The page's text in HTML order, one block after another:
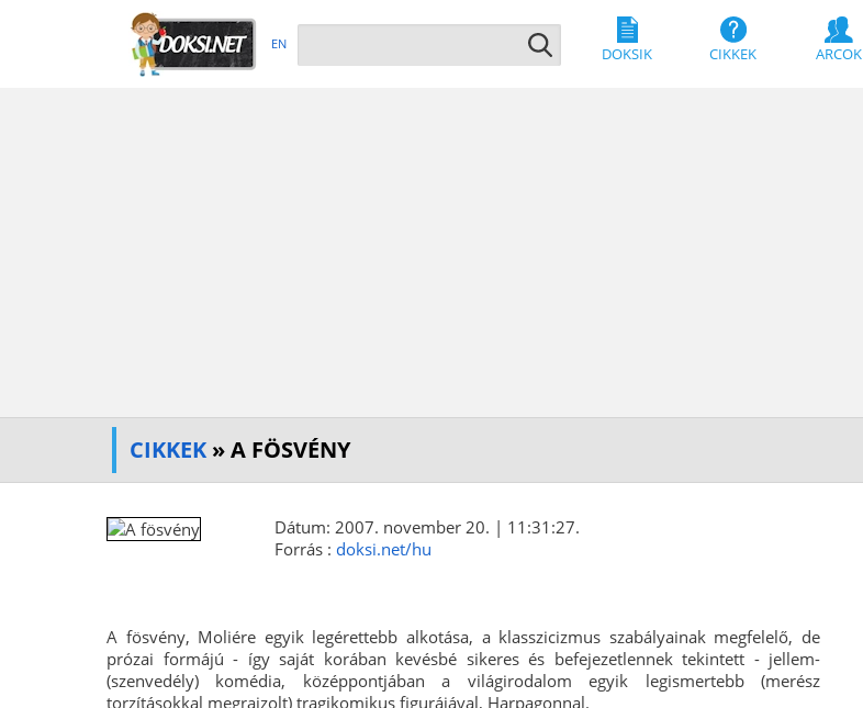
EN
DOKSIK CIKKEK ARCOK
CIKKEK » A FÖSVÉNY
Dátum: 2007. november 20. | 11:31:27.
Forrás : doksi.net/hu
A fösvény, Moliére egyik legérettebb alkotása, a klasszicizmus szabályainak megfelelő, de
prózai formájú - így saját korában kevésbé sikeres és befejezetlennek tekintett - jellem-
(szenvedély) komédia, középpontjában a világirodalom egyik legismertebb (merész
torzításokkal megrajzolt) tragikomikus figurájával, Harpagonnal.